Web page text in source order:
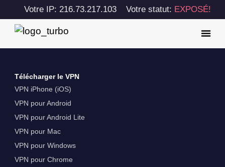
Votre IP: 216.73.217.103 Votre statut: EXPOSÉ!
Télécharger le VPN
VPN iPhone (iOS)
VPN pour Android
VPN pour Android Lite
VPN pour Mac
VPN pour Windows
VPN pour Chrome